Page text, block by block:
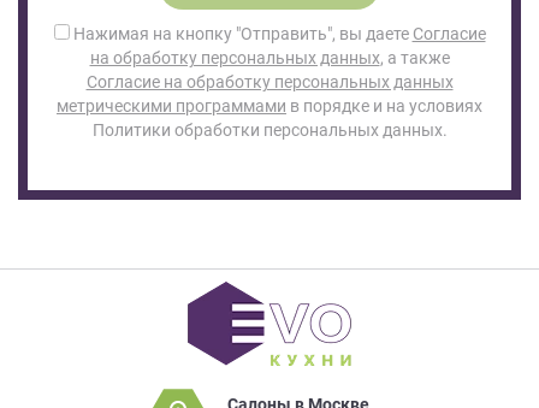
Нажимая на кнопку "Отправить", вы даете Согласие
на обработку персональных данных, а также
Согласие на обработку персональных данных
метрическими программами в порядке и на условиях
Политики обработки персональных данных.